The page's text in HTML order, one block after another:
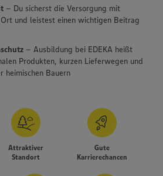
– Du sicherst die Versorgung mit
und leistest einen wichtigen Beitrag
– Ausbildung bei EDEKA heißt
Produkten, kurzen Lieferwegen und
heimischen Bauern
Attraktiver
Standort
Gute
Karrierechancen